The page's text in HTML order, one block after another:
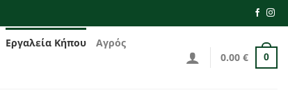
Εργαλεία Κήπου Αγρός
0.00€ 0